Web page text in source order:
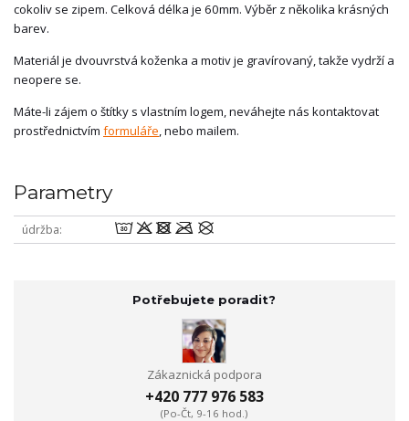
cokoliv se zipem. Celková délka je 60mm. Výběr z několika krásných
barev.
Materiál je dvouvrstvá koženka a motiv je gravírovaný, takže vydrží a
neopere se.
Máte-li zájem o štítky s vlastním logem, neváhejte nás kontaktovat
prostřednictvím formuláře, nebo mailem.
Parametry
údržba wodmU
Potřebujete poradit?
Zákaznická podpora
+420 777 976 583
(Po-Čt, 9-16 hod.)